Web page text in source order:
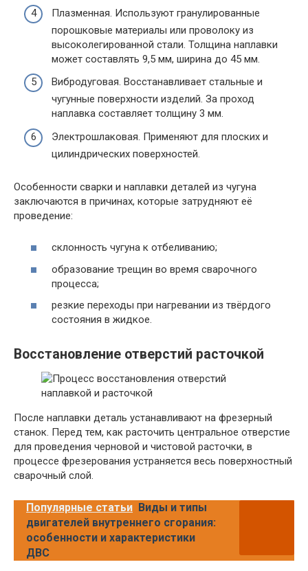
Плазменная. Используют гранулированные
порошковые материалы или проволоку из
высоколегированной стали. Толщина наплавки
может составлять 9,5 мм, ширина до 45 мм.
Вибродуговая. Восстанавливает стальные и
чугунные поверхности изделий. За проход
наплавка составляет толщину 3 мм.
Электрошлаковая. Применяют для плоских и
цилиндрических поверхностей.
Особенности сварки и наплавки деталей из чугуна
заключаются в причинах, которые затрудняют её
проведение:
склонность чугуна к отбеливанию;
образование трещин во время сварочного
процесса;
резкие переходы при нагревании из твёрдого
состояния в жидкое.
Восстановление отверстий расточкой
После наплавки деталь устанавливают на фрезерный
станок. Перед тем, как расточить центральное отверстие
для проведения черновой и чистовой расточки, в
процессе фрезерования устраняется весь поверхностный
сварочный слой.
Популярные статьи Виды и типы
двигателей внутреннего сгорания:
особенности и характеристики
ДВС